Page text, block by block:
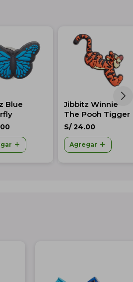
Blue
Jibbitz Winnie
The Pooh Tigger
S/ 24.00
Agregar